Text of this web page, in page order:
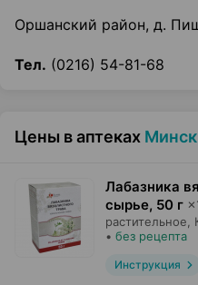
Оршанский район, д.
Тел. (0216) 54-81-68
Цены в аптеках Минск
Лабазника
сырье, 50 г ×
растительное,
• без рецепта
Инструкция